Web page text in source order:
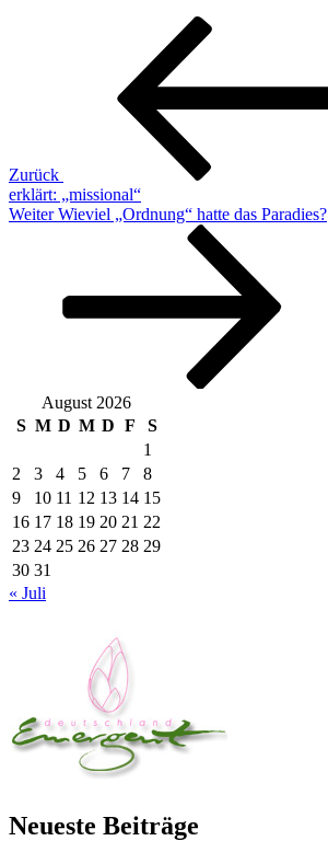
Beitragsnavigation
Zurück
erklärt: „missional“
Nächster
Weiter Wieviel „Ordnung“ hatte das Paradies?
August 2026
S M D M D F
S
1
2
3 4 5 6 7
8
9
10 11 12 13 14 15
16 17 18 19 20 21 22
23 24 25 26 27 28 29
30 31
« Juli
Neueste Beiträge